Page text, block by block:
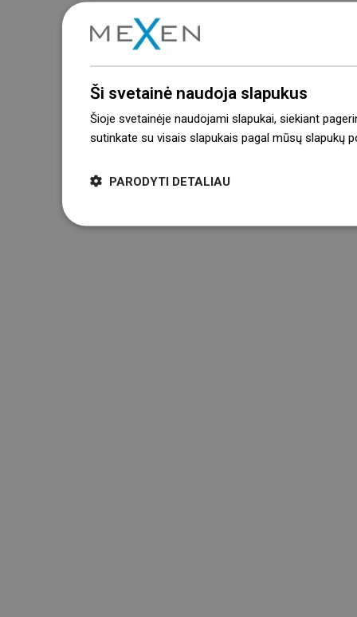
Ši svetainė naudoja slapukus
Šioje svetainėje naudojami slapukai, siekiant
sutinkate su visais slapukais pagal mūsų slapukų
PARODYTI DETALIAU